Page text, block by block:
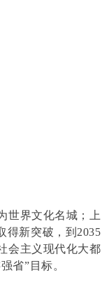
世界文化名城；上
得新突破，到2035
会主义现代化大都
省”目标。